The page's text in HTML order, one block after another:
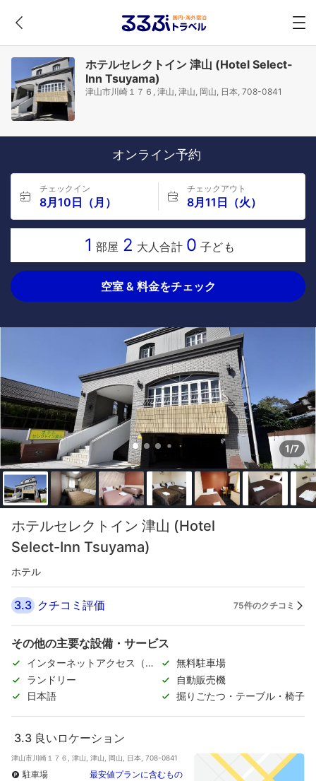
ホテルセレクトイン 津山 (Hotel Select-
Inn Tsuyama)
津山市川崎１７６, 津山, 津山, 岡山, 日本, 708-0841
オンライン予約
チェックイン
8月10日（月）
チェックアウト
8月11日（火）
1 部屋 2 大人合計 0 子ども
空室 & 料金をチェック
1/7
ホテルセレクトイン 津山 (Hotel
Select-Inn Tsuyama)
ホテル
3.3 クチコミ評価 75件のクチコミ
その他の主要な設備・サービス
インターネットアクセス（無
料）
無料駐車場
ランドリー
自動販売機
日本語
掘りごたつ・テーブル・椅子
3.3 良いロケーション
津山市川崎１７６, 津山, 津山, 岡山, 日本, 708-0841
駐車場
最安値プランに含むもの